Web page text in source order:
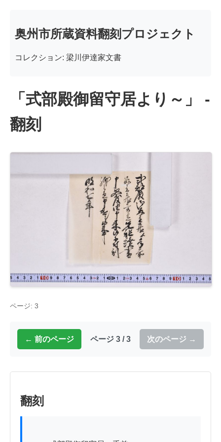
奥州市所蔵資料翻刻プロジェクト
コレクション: 梁川伊達家文書
「式部殿御留守居より～」 -
翻刻
ページ: 3
← 前のページ ページ 3 / 3 次のページ →
翻刻